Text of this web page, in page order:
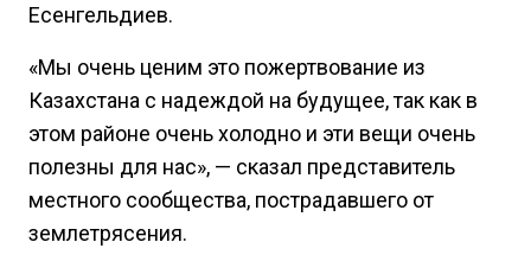
Есенгельдиев.
«Мы очень ценим это пожертвование из
Казахстана с надеждой на будущее, так как в
этом районе очень холодно и эти вещи очень
полезны для нас», — сказал представитель
местного сообщества, пострадавшего от
землетрясения.